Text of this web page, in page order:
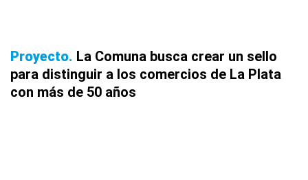
Proyecto La Comuna busca crear un sello
para distinguir a los comercios de La Plata
con más de 50 años